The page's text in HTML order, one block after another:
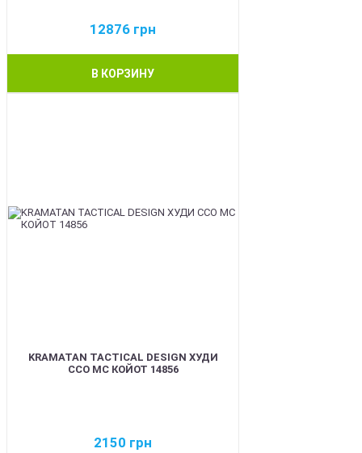
12876 грн
В КОРЗИНУ
KRAMATAN TACTICAL DESIGN ХУДИ
ССО МС КОЙОТ 14856
2150 грн